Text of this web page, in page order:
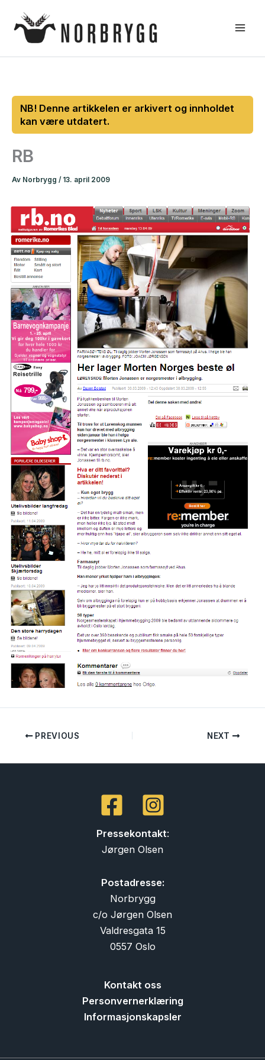
rett
RB
Av Norbrygg / 13. april 2009
PREVIOUS NEXT
Pressekontakt:
Jørgen Olsen
Postadresse:
Norbrygg
c/o Jørgen Olsen
Valdresgata 15
0557 Oslo
Kontakt oss
Personvernerklæring
Informasjonskapsler